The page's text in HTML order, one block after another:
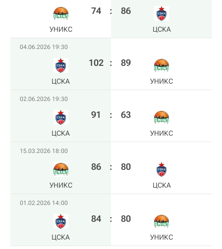
УНИКС
74 : 86
ЦСКА
04.06.2026 19:30
ЦСКА
102 : 89
УНИКС
02.06.2026 19:30
ЦСКА
91 : 63
УНИКС
15.03.2026 18:00
УНИКС
86 : 80
ЦСКА
01.02.2026 14:00
ЦСКА
84 : 80
УНИКС